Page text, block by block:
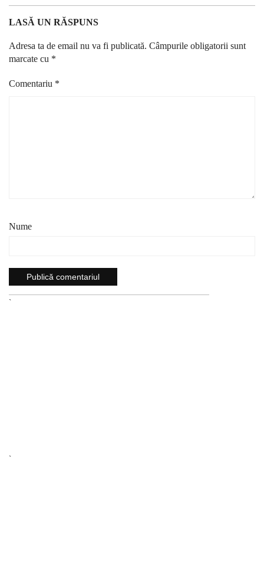
LASĂ UN RĂSPUNS
Adresa ta de email nu va fi publicată. Câmpurile obligatorii sunt
marcate cu *
Comentariu *
Nume
`
`